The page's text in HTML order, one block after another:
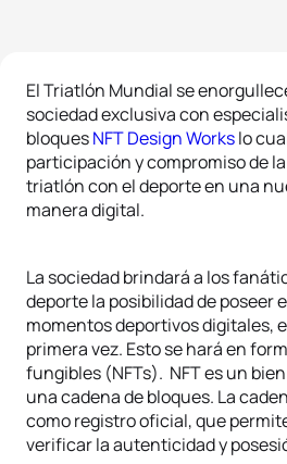
El Triatlón Mundial se
sociedad exclusiva con
bloquesNFT Design Workslo
participación y compromiso de
triatlón con el deporte en una
manera digital.
La sociedad brindará a los
deporte la posibilidad de poseer
momentos deportivos digitales,
primera vez. Esto se hará en
fungibles (NFTs). NFT es un
una cadena de bloques. La
como registro oficial, que
verificar la autenticidad y